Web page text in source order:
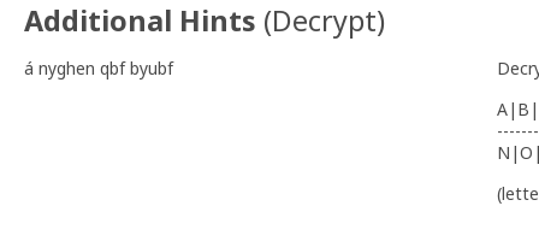
Additional Hints (Decrypt)
á nyghen qbf byubf